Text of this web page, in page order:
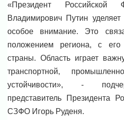
«Президент Российской
Владимирович Путин уделяет
особое внимание. Это
положением региона, с
страны. Область играет
транспортной,
устойчивости», -
представитель Президента
СЗФО Игорь Руденя.